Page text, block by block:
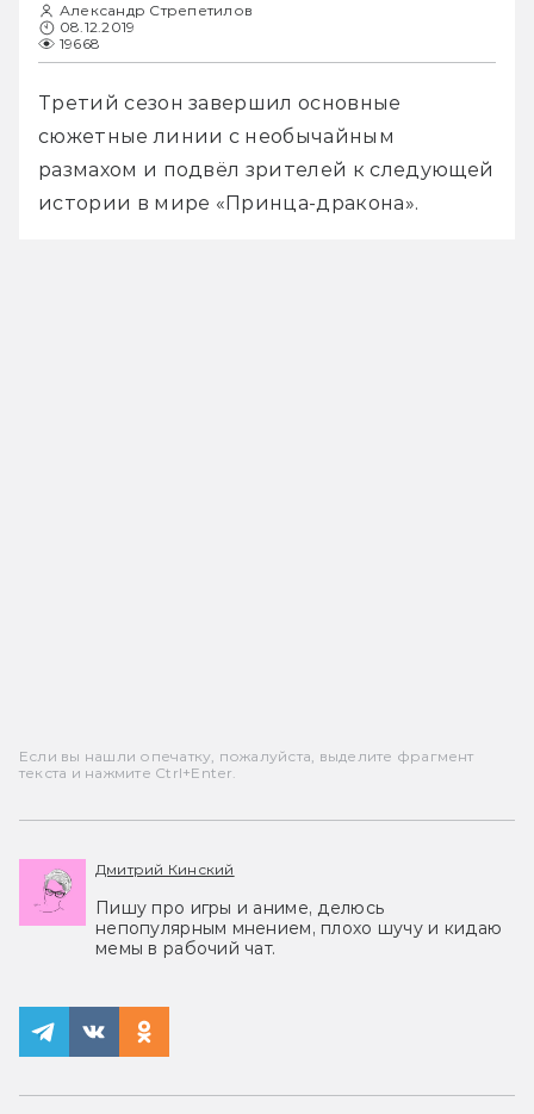
Александр Стрепетилов
08.12.2019
19668
Третий сезон завершил основные
сюжетные линии с необычайным
размахом и подвёл зрителей к следующей
истории в мире «Принца-дракона».
Если вы нашли опечатку, пожалуйста, выделите фрагмент
текста и нажмите Ctrl+Enter.
Дмитрий Кинский
Пишу про игры и аниме, делюсь
непопулярным мнением, плохо шучу и кидаю
мемы в рабочий чат.